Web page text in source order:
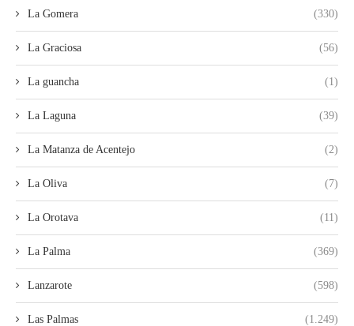
La Gomera (330)
La Graciosa (56)
La guancha (1)
La Laguna (39)
La Matanza de Acentejo (2)
La Oliva (7)
La Orotava (11)
La Palma (369)
Lanzarote (598)
Las Palmas (1.249)